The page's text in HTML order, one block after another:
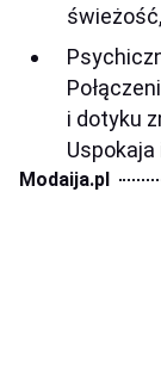
i dotyku
Modaija.pl